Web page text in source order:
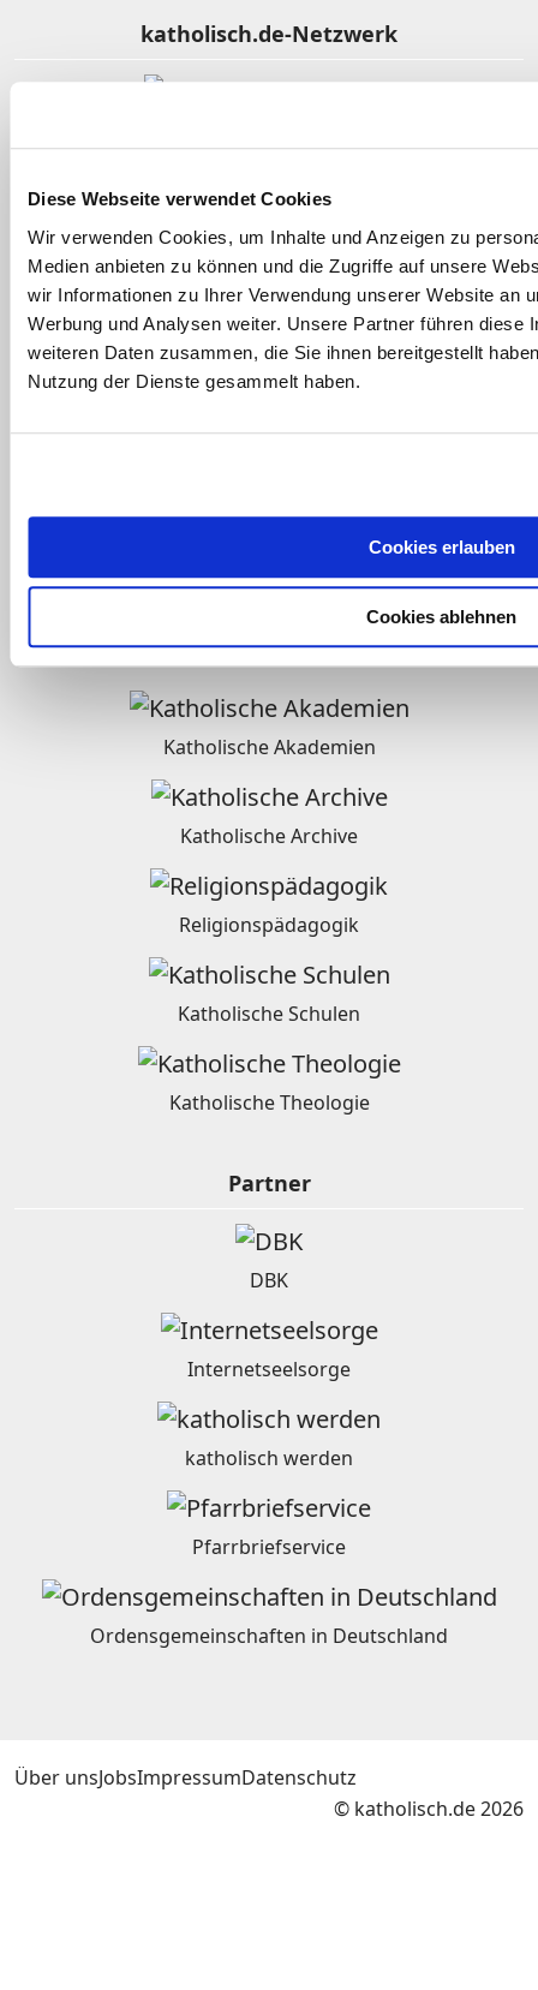
Diese Webseite verwendet Cookies
Wir verwenden Cookies, um Inhalte und Anzeigen zu
Medien anbieten zu können und die Zugriffe auf unsere
wir Informationen zu Ihrer Verwendung unserer Website an
Werbung und Analysen weiter. Unsere Partner führen diese
weiteren Daten zusammen, die Sie ihnen bereitgestellt
Nutzung der Dienste gesammelt haben.
Cookies erlauben
Cookies ablehnen
katholisch.de-Netzwerk
Gotteslob Online
Kindergottesdienst katholisch
Radio
Katholische Akademien
Katholische Archive
Religionspädagogik
Katholische Schulen
Katholische Theologie
Partner
DBK
Internetseelsorge
katholisch werden
Pfarrbriefservice
Ordensgemeinschaften in Deutschland
Über unsJobsImpressumDatenschutz
© katholisch.de 2026